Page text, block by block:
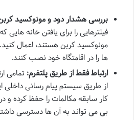
بررسی هشدار دود و مونوکسید
فیلترهایی را برای یافتن خانه هایی
مونوکسید کربن هستند، اعمال کنید.
ها را در اقامتگاه خود نصب کنند.
ارتباط فقط از طریق پلتفرم: تمامی
از طریق سیستم پیام رسانی داخلی
کار سابقه مکالمات را حفظ کرده و
بی می تواند به آن ها دسترسی